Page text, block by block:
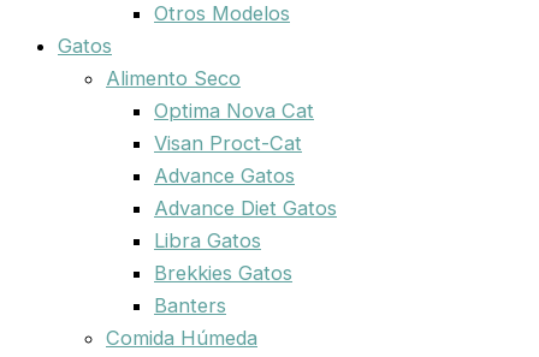
Otros Modelos
Gatos
Alimento Seco
Optima Nova Cat
Visan Proct-Cat
Advance Gatos
Advance Diet Gatos
Libra Gatos
Brekkies Gatos
Banters
Comida Húmeda